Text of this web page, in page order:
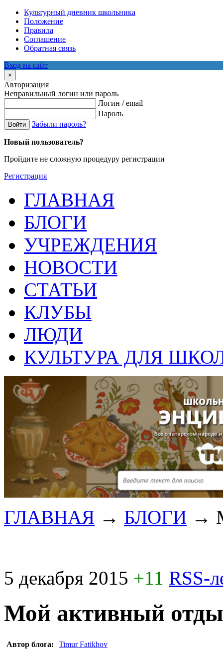
Культурный дневник школьника
Положение
Правила
Соглашение
Обратная связь
Вход на сайт
×
Авторизация
Неправильный логин или пароль
Логин / email
Пароль
Войти Забыли пароль?
Новый пользователь?
Пройдите не сложную процедуру регистрации
Регистрация
ГЛАВНАЯ
БЛОГИ
УЧРЕЖДЕНИЯ
НОВОСТИ
СТАТЬИ
КЛУБЫ
ЛЮДИ
КУЛЬТУРА ДЛЯ
ГЛАВНАЯ → БЛОГИ →
5 декабря 2015 +11 RSS-
Мой активный
Автор блога: Timur Fatikhov